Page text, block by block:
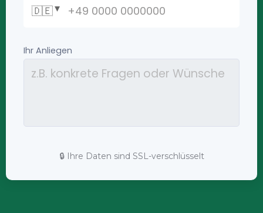
🔒 Ihre Daten sind SSL-verschlüsselt